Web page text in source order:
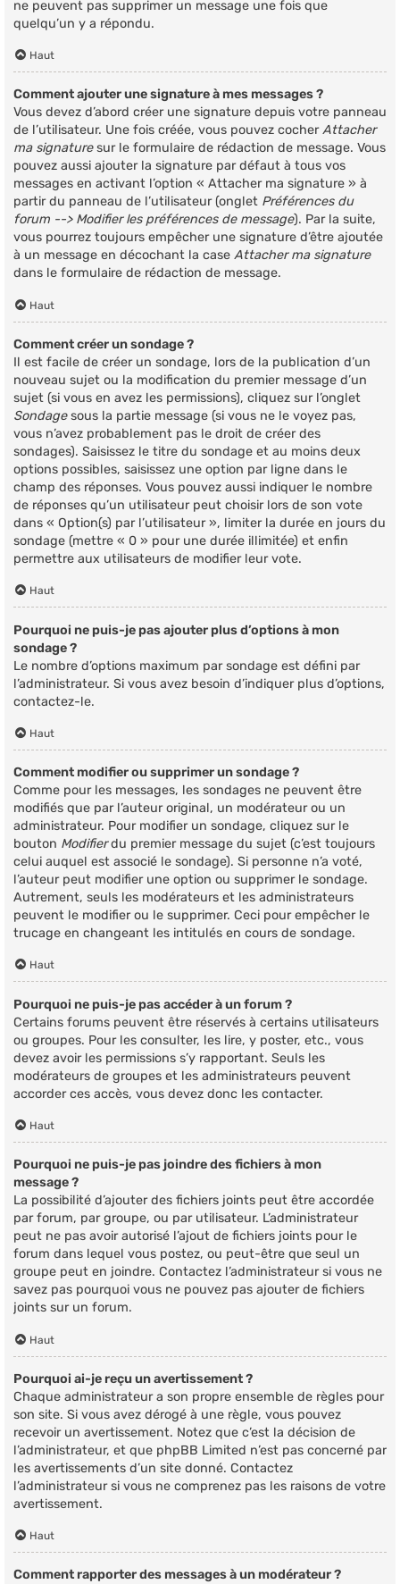
ne peuvent pas supprimer un message une fois que
quelqu’un y a répondu.
Haut
Comment ajouter une signature à mes messages ?
Vous devez d’abord créer une signature depuis votre panneau
de l’utilisateur. Une fois créée, vous pouvez cocherAttacher
ma signaturesur le formulaire de rédaction de message. Vous
pouvez aussi ajouter la signature par défaut à tous vos
messages en activant l’option « Attacher ma signature » à
partir du panneau de l’utilisateur (onglet Préférences du
forum --> Modifier les préférences de message). Par la suite,
vous pourrez toujours empêcher une signature d’être ajoutée
à un message en décochant la case Attacher ma signature
dans le formulaire de rédaction de message.
Haut
Comment créer un sondage ?
Il est facile de créer un sondage, lors de la publication d’un
nouveau sujet ou la modification du premier message d’un
sujet (si vous en avez les permissions), cliquez sur l’onglet
Sondagesous la partie message (si vous ne le voyez pas,
vous n’avez probablement pas le droit de créer des
sondages). Saisissez le titre du sondage et au moins deux
options possibles, saisissez une option par ligne dans le
champ des réponses. Vous pouvez aussi indiquer le nombre
de réponses qu’un utilisateur peut choisir lors de son vote
dans « Option(s) par l’utilisateur », limiter la durée en jours du
sondage (mettre « 0 » pour une durée illimitée) et enfin
permettre aux utilisateurs de modifier leur vote.
Haut
Pourquoi ne puis-je pas ajouter plus d’options à mon
sondage ?
Le nombre d’options maximum par sondage est défini par
l’administrateur. Si vous avez besoin d’indiquer plus d’options,
contactez-le.
Haut
Comment modifier ou supprimer un sondage ?
Comme pour les messages, les sondages ne peuvent être
modifiés que par l’auteur original, un modérateur ou un
administrateur. Pour modifier un sondage, cliquez sur le
bouton Modifierdu premier message du sujet (c’est toujours
celui auquel est associé le sondage). Si personne n’a voté,
l’auteur peut modifier une option ou supprimer le sondage.
Autrement, seuls les modérateurs et les administrateurs
peuvent le modifier ou le supprimer. Ceci pour empêcher le
trucage en changeant les intitulés en cours de sondage.
Haut
Pourquoi ne puis-je pas accéder à un forum ?
Certains forums peuvent être réservés à certains utilisateurs
ou groupes. Pour les consulter, les lire, y poster, etc., vous
devez avoir les permissions s’y rapportant. Seuls les
modérateurs de groupes et les administrateurs peuvent
accorder ces accès, vous devez donc les contacter.
Haut
Pourquoi ne puis-je pas joindre des fichiers à mon
message ?
La possibilité d’ajouter des fichiers joints peut être accordée
par forum, par groupe, ou par utilisateur. L’administrateur
peut ne pas avoir autorisé l’ajout de fichiers joints pour le
forum dans lequel vous postez, ou peut-être que seul un
groupe peut en joindre. Contactez l’administrateur si vous ne
savez pas pourquoi vous ne pouvez pas ajouter de fichiers
joints sur un forum.
Haut
Pourquoi ai-je reçu un avertissement ?
Chaque administrateur a son propre ensemble de règles pour
son site. Si vous avez dérogé à une règle, vous pouvez
recevoir un avertissement. Notez que c’est la décision de
l’administrateur, et que phpBB Limited n’est pas concerné par
les avertissements d’un site donné. Contactez
l’administrateur si vous ne comprenez pas les raisons de votre
avertissement.
Haut
Comment rapporter des messages à un modérateur ?